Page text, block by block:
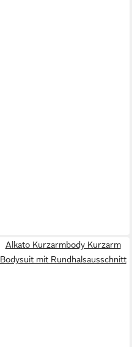
Alkato Kurzarmbody Kurzarm
Bodysuit mit Rundhalsausschnitt